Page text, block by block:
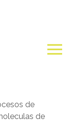
de
de